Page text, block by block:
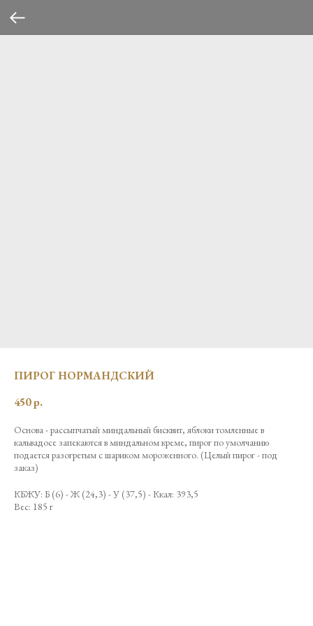
ПИРОГ НОРМАНДСКИЙ
450р.
Основа - рассыпчатый миндальный бисквит, яблоки томленные в
кальвадосе запекаются в миндальном креме, пирог по умолчанию
подается разогретым с шариком мороженного. (Целый пирог - под
заказ)
КБЖУ: Б (6) - Ж (24,3) - У (37,5) - Ккал: 393,5
Вес: 185 г